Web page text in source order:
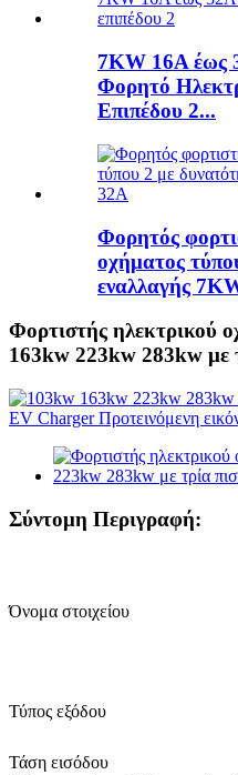
7KW 16A έως
Φορητό
Επιπέδου 2...
Φορητός
οχήματος
εναλλαγής
Φορτιστής ηλεκτρικού
163kw 223kw 283kw με
Σύντομη Περιγραφή:
Όνομα στοιχείου
Τύπος εξόδου
Τάση εισόδου